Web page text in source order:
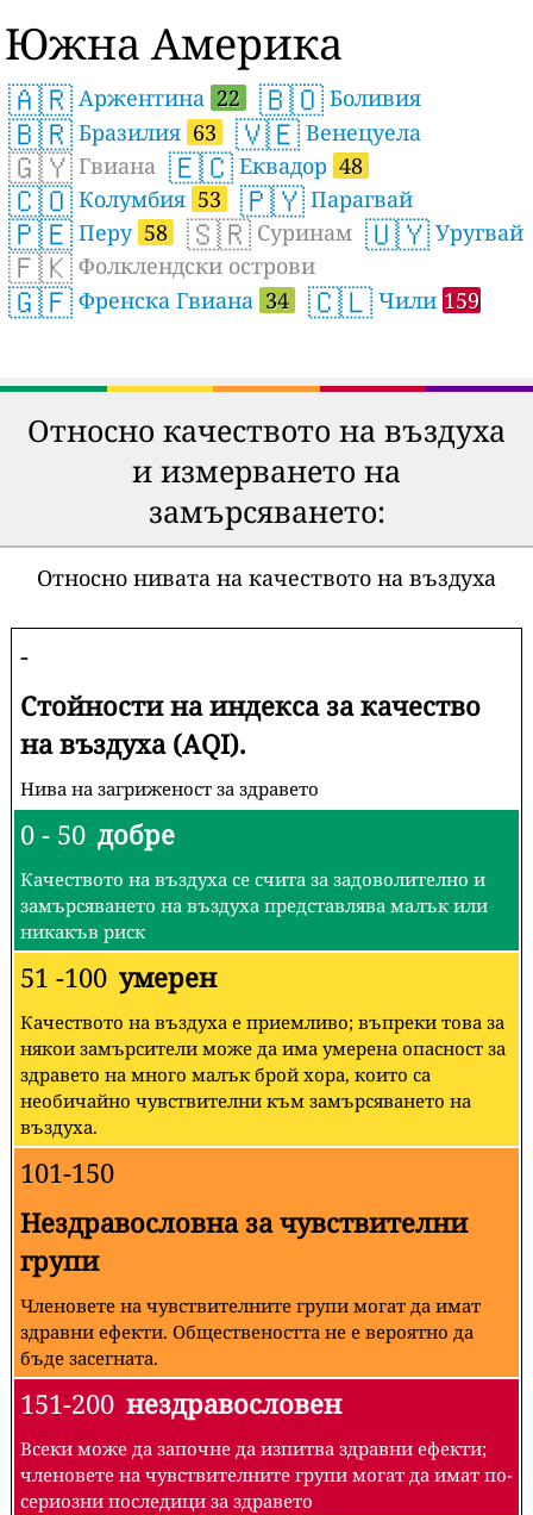
Южна Америка
🇦🇷 Аржентина 22 🇧🇴 Боливия
🇧🇷 Бразилия 63 🇻🇪 Венецуела
🇬🇾 Гвиана 🇪🇨 Еквадор 48
🇨🇴 Колумбия 53 🇵🇾 Парагвай
🇵🇪 Перу 58 🇸🇷 Суринам 🇺🇾 Уругвай
🇫🇰 Фолклендски острови
🇬🇫 Френска Гвиана 34 🇨🇱 Чили 159
Относно качеството на въздуха
и измерването на
замърсяването:
Относно нивата на качеството на въздуха
-
Стойности на индекса за качество
на въздуха (AQI).
Нива на загриженост за здравето
0 - 50 добре
Качеството на въздуха се счита за задоволително и
замърсяването на въздуха представлява малък или
никакъв риск
51 -100 умерен
Качеството на въздуха е приемливо; въпреки това за
някои замърсители може да има умерена опасност за
здравето на много малък брой хора, които са
необичайно чувствителни към замърсяването на
въздуха.
101-150
Нездравословна за чувствителни
групи
Членовете на чувствителните групи могат да имат
здравни ефекти. Обществеността не е вероятно да
бъде засегната.
151-200 нездравословен
Всеки може да започне да изпитва здравни ефекти;
членовете на чувствителните групи могат да имат по-
сериозни последици за здравето